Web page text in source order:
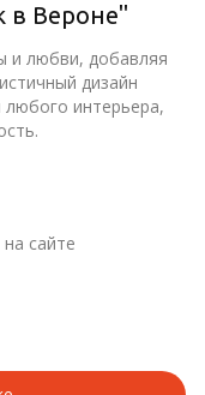
в Вероне"
и любви, добавляя
дизайн
любого интерьера,
сайте